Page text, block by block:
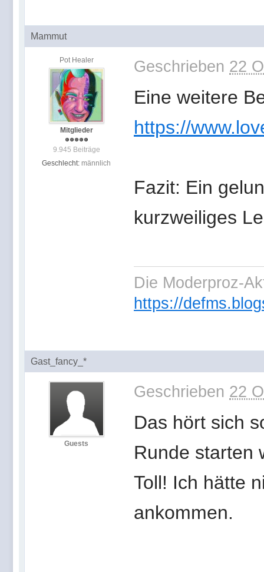
Mammut
Pot Healer
Mitglieder
9.945 Beiträge
Geschlecht: männlich
Geschrieben 22
Eine weitere
https://
Fazit: Ein
kurzweiliges
Die Moderproz-
https://
Gast_fancy_*
Guests
Geschrieben 22
Das hört sich
Runde starten
Toll! Ich hätte
ankommen.